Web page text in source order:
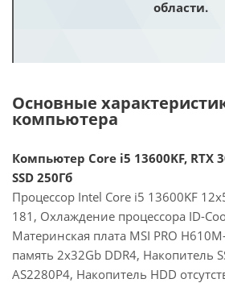
области.
Основные
компьютера
Компьютер Core i5 13600KF, RTX
SSD 250Гб
Процессор Intel Core i5 13600KF
181, Охлаждение процессора ID-
Материнская плата MSI PRO
память 2x32Gb DDR4, Накопитель
AS2280P4, Накопитель HDD